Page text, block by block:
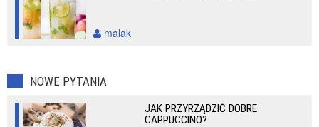
malak
NOWE PYTANIA
JAK PRZYRZĄDZIĆ DOBRE
CAPPUCCINO?